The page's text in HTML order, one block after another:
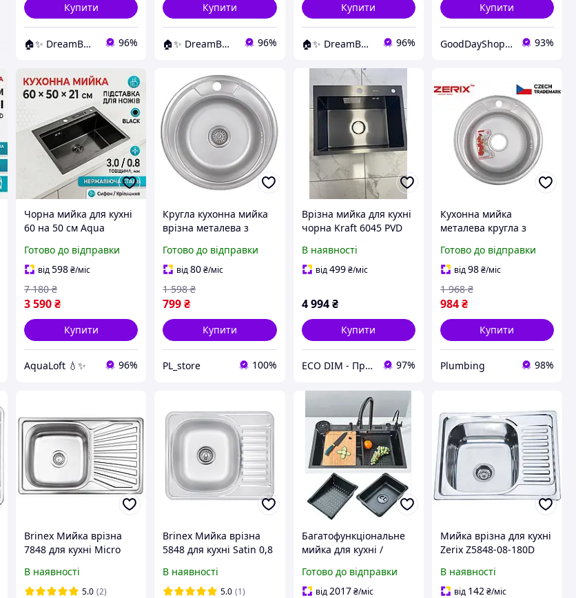
Купити
🏠✨ DreamBuy ✨🏠 96%
Купити
🏠✨ DreamBuy ✨🏠 96%
Купити
🏠✨ DreamBuy ✨🏠 96%
Купити
GoodDayShop - Онлайн магазин різноманітних товарів 93%
Чорна мийка для кухні
60 на 50 см Aqua
врізна з отвором під
ножі
Готово до відправки
від598₴/міс
3 590₴
7 180 ₴
Купити
AquaLoft 💧✨ 96%
Кругла кухонна мийка
врізна металева з
кухні з нержавіючої
сталі 490 мм
Готово до відправки
від80₴/міс
799₴
1 598 ₴
Купити
PL_store 100%
Врізна мийка для кухні
чорна Kraft 6045 PVD
600х450/215 мм Black,
мийка в кухню
В наявності
від499 ₴/міс
4 994 ₴
Купити
ECO DIM - Продаж та встановлення кабельних систем обігріву під ключ 97%
Кухонна мийка
металева кругла з
врізна якісна раковина
для кухні 4949 satin180
Готово до відправки
від98₴/міс
984₴
1 968 ₴
Купити
Plumbing 98%
Brinex Мийка врізна
7848 для кухні Micro
BRIN7848MDEC08
В наявності
5.0 (2)
Brinex Мийка врізна
5848 для кухні Satin 0,8
В наявності
5.0 (1)
Багатофункціональне
мийка для кухні /
кухонна раковина MA-
652 (3586)
Готово до відправки
від2017 ₴/міс
Мийка врізна для кухні
Zerix Z5848-08-180D
decor) (ZM5595)
В наявності
від 142₴/міс